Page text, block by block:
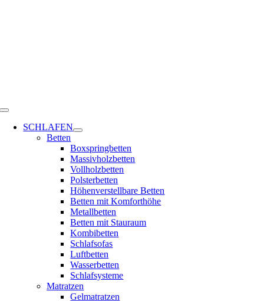
Toggle
NavigationSCHLAFEN
Betten
Boxspringbetten
Massivholzbetten
Vollholzbetten
Polsterbetten
Höhenverstellbare Betten
Betten mit Komforthöhe
Metallbetten
Betten mit Stauraum
Kombibetten
Schlafsofas
Luftbetten
Wasserbetten
Schlafsysteme
Matratzen
Gelmatratzen